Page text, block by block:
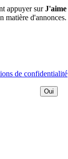
appuyer surJ'aime
matière d'annonces.
de confidentialité
Oui